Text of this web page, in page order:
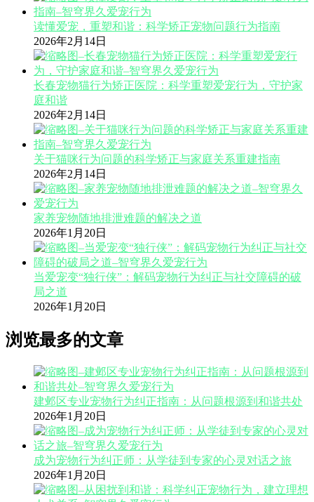
读懂爱宠，重塑和谐：科学矫正宠物问题行为指南
2026年2月14日
长春宠物猫行为矫正医院：科学重塑爱宠行为，守护家
庭和谐
2026年2月14日
关于猫咪行为问题的科学矫正与家庭关系重建指南
2026年2月14日
家养宠物随地排泄难题的解决之道
2026年1月20日
当爱宠变“独行侠”：解码宠物行为纠正与社交障碍的破
局之道
2026年1月20日
浏览最多的文章
建邺区专业宠物行为纠正指南：从问题根源到和谐共处
2026年1月20日
成为宠物行为纠正师：从学徒到专家的心灵对话之旅
2026年1月20日